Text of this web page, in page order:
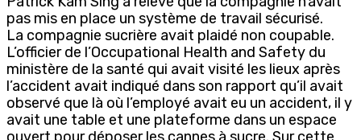
pas mis en place un système de travail sécurisé.
La compagnie sucrière avait plaidé non coupable.
L’officier de l’Occupational Health and Safety du
ministère de la santé qui avait visité les lieux après
l’accident avait indiqué dans son rapport qu’il avait
observé que là où l’employé avait eu un accident, il y
avait une table et une plateforme dans un espace